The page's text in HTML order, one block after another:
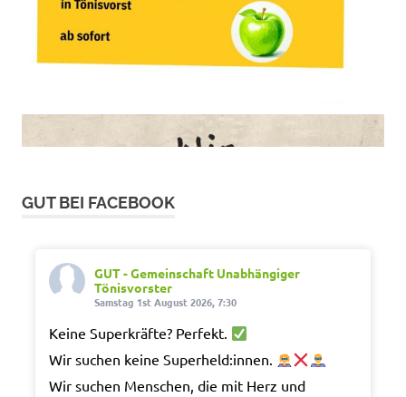
GUT BEI FACEBOOK
GUT - Gemeinschaft Unabhängiger
Tönisvorster
Samstag 1st August 2026, 7:30
Keine Superkräfte? Perfekt.
Wir suchen keine Superheld:innen.
Wir suchen Menschen, die mit Herz und